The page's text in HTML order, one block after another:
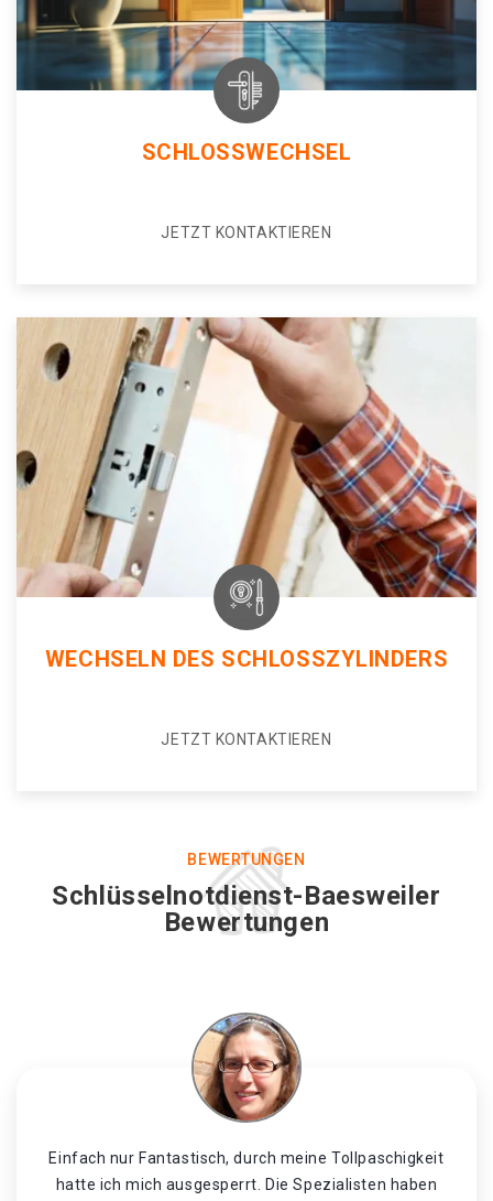
SCHLOSSWECHSEL
JETZT KONTAKTIEREN
WECHSELN DES SCHLOSSZYLINDERS
JETZT KONTAKTIEREN
BEWERTUNGEN
Schlüsselnotdienst-Baesweiler
Bewertungen
Einfach nur Fantastisch, durch meine Tollpaschigkeit
hatte ich mich ausgesperrt. Die Spezialisten haben